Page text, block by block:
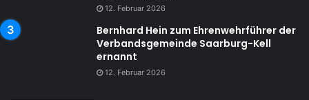
12. Februar 2026
Bernhard Hein zum Ehrenwehrführer der
Verbandsgemeinde Saarburg-Kell
ernannt
12. Februar 2026